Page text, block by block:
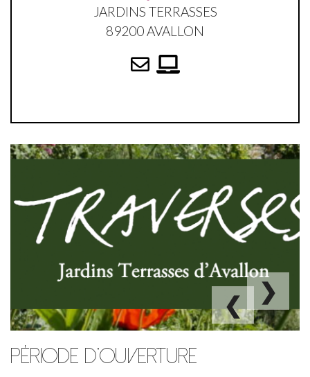
JARDINS TERRASSES
89200 AVALLON
Jardins Traverses
❮
❯
PÉRIODE D'OUVERTURE